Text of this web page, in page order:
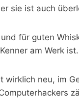
sie ist auch
für guten
am Werk ist.
wirklich neu, im